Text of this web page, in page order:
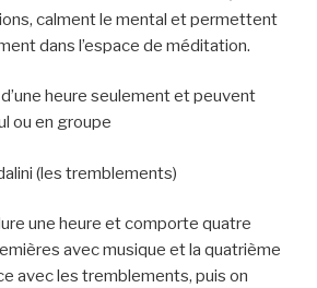
calment le mental et permettent
dans l’espace de méditation.
heure seulement et peuvent
ou en groupe
(les tremblements)
une heure et comporte quatre
avec musique et la quatrième
avec les tremblements, puis on